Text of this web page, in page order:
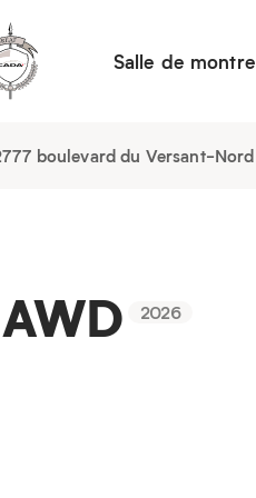
Salle de montre
boulevard du Versant-Nord
2026